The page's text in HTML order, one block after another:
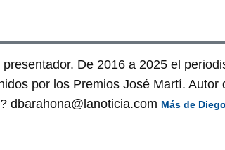
De 2016 a 2025 el
por los Premios José Martí. Autor
dbarahona@lanoticia.com Más de